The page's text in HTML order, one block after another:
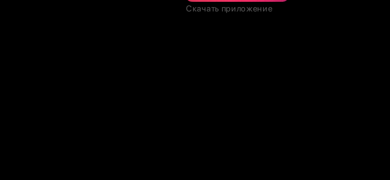
Скачать приложение